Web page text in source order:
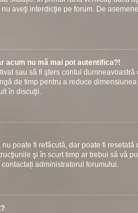
aveţi interdicţie pe forum. De
acum nu mă mai pot autentifica?!
sau să fi şters contul
de timp pentru a reduce
în discuţii.
poate fi refăcută, dar poate fi
şi în scurt timp ar trebui să vă
administratorul forumului.